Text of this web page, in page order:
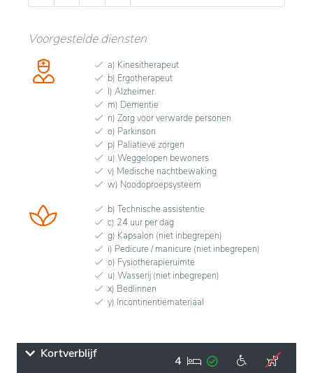
Voorgestelde diensten
a) Kinesitherapeut
b) Ergotherapeut
l) Alzheimer
m) Dementie
n) Zorg voor verwarde personen
o) Parkinson
p) Paliatieve zorgen
u) Weggelopen bewoners
v) Medische nachtbewaking
w) Noodoproepsysteem
b) Technische assistentie
c) 24 uur per dag
g) Kapsalon (niet inbegrepen)
i) Pedicure / manicure (niet inbegrepen)
o) Fysiotherapieruimte
u) Wasserij (niet inbegrepen)
x) Bedlinnen
y) Incontinentiemateriaal
Kortverblijf 4